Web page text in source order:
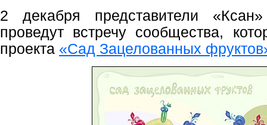
2 декабря представители
проведут встречу сообщества,
проекта «Сад Зацелованных